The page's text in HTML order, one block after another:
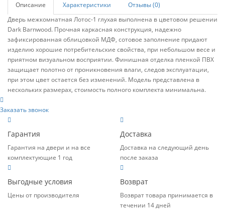
Описание
Характеристики
Отзывы (0)
Дверь межкомнатная Лотос-1 глухая выполнена в цветовом решении
Dark Barnwood. Прочная каркасная конструкция, надежно
зафиксированная облицовкой МДФ, сотовое заполнение придают
изделию хорошие потребительские свойства, при небольшом весе и
приятном визуальном восприятии. Финишная отделка пленкой ПВХ
защищает полотно от проникновения влаги, следов эксплуатации,
при этом цвет остается без изменений. Модель представлена в
нескольких размерах, стоимость полного комплекта минимальна.
Заказать звонок
Гарантия
Гарантия на двери и на все
комплектующие 1 год
Доставка
Доставка на следующий день
после заказа
Выгодные условия
Цены от производителя
Возврат
Возврат товара принимается в
течении 14 дней